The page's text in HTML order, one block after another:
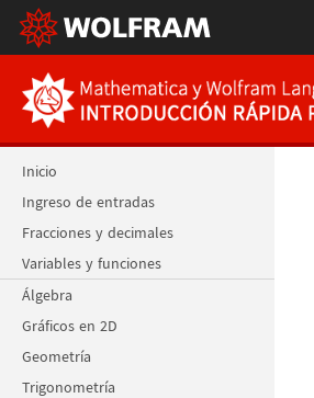
Inicio
Ingreso de entradas
Fracciones y decimales
Variables y funciones
Álgebra
Gráficos en 2D
Geometría
Trigonometría